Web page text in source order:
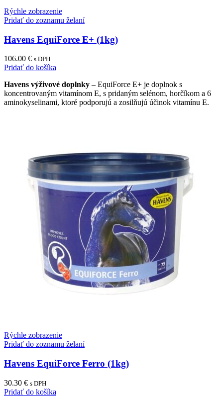
Rýchle zobrazenie
Pridať do zoznamu želaní
Havens EquiForce E+ (1kg)
106.00 € s DPH
Pridať do košíka
Havens výživové doplnky – EquiForce E+ je doplnok s
koncentrovaným vitamínom E, s pridaným selénom, horčíkom a 6
aminokyselinami, ktoré podporujú a zosilňujú účinok vitamínu E.
Rýchle zobrazenie
Pridať do zoznamu želaní
Havens EquiForce Ferro (1kg)
30.30 € s DPH
Pridať do košíka